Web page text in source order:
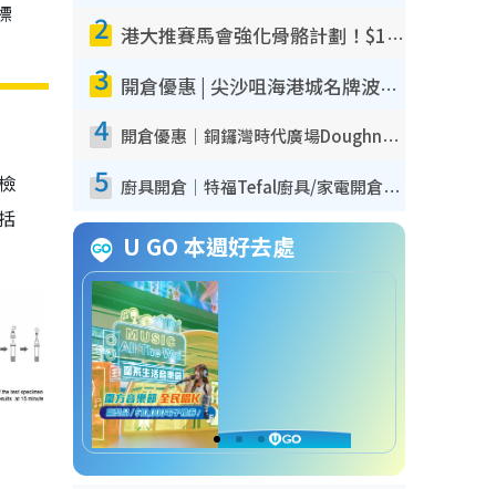
2 港大推賽馬會強化骨骼計劃！$100骨質密度X光檢查 完成免費運動訓練送超市禮券！附參加資格
3 開倉優惠 | 尖沙咀海港城名牌波鞋開倉低至1折！On鞋$899起／Joy&Peace鞋履$98起
4 開倉優惠｜銅鑼灣時代廣場Doughnut/Campo Marzio開倉低至1折！背囊、書包、手袋劈價$200起
5 廚具開倉｜特福Tefal廚具/家電開倉低至3折！$220起買平底鍋/炒鑊/湯煲！電飯煲/吸塵機/燙斗$418起
U GO 本週好去處